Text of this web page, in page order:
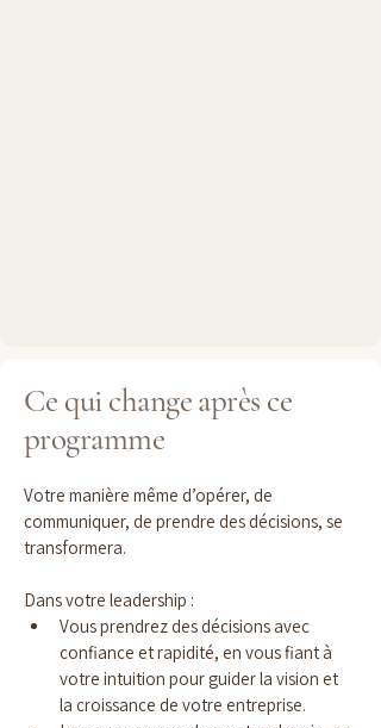
Ce qui change après ce
programme
Votre manière même d’opérer, de
communiquer, de prendre des décisions, se
transformera.
Dans votre leadership :
Vous prendrez des décisions avec
confiance et rapidité, en vous fiant à
votre intuition pour guider la vision et
la croissance de votre entreprise.